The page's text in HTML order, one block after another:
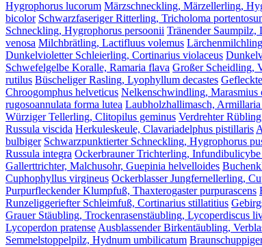
Hygrophorus lucorum Märzschneckling, Märzellerling,
bicolor Schwarzfaseriger Ritterling, Tricholoma
Schneckling, Hygrophorus persoonii Tränender Saumpilz,
venosa Milchbrätling, Lactifluus volemus
Dunkelvioletter Schleierling, Cortinarius violaceus
Schwefelgelbe Koralle, Ramaria flava Großer Scheidling,
rutilus Büscheliger Rasling, Lyophyllum decastes
Chroogomphus helveticus Nelkenschwindling, Marasmius
rugosoannulata forma lutea Laubholzhallimasch,
Würziger Tellerling, Clitopilus geminus Verdrehter
Russula viscida Herkuleskeule, Clavariadelphus pistillaris
bulbiger Schwarzpunktierter Schneckling, Hygrophorus
Russula integra Ockerbrauner Trichterling,
Gallerttrichter, Malchusohr, Guepinia helvelloides
Cuphophyllus virgineus Ockerblasser Jungfernellerling,
Purpurfleckender Klumpfuß, Thaxterogaster purpurascens
Runzeliggeriefter Schleimfuß, Cortinarius stillatitius
Grauer Stäubling, Trockenrasenstäubling, Lycoperdiscus
Lycoperdon pratenseAusblassender Birkentäubling,
Semmelstoppelpilz, Hydnum umbilicatum